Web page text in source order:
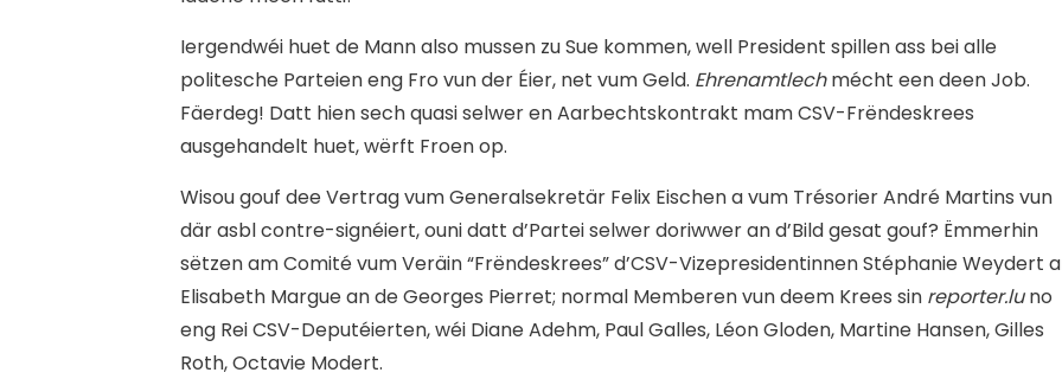
Iergendwéi huet de Mann also mussen zu Sue kommen, well President spillen ass bei alle
politesche Parteien eng Fro vun der Éier, net vum Geld. Ehrenamtlechmécht een deen Job.
Fäerdeg! Datt hien sech quasi selwer en Aarbechtskontrakt mam CSV-Frëndeskrees
ausgehandelt huet, wërft Froen op.
Wisou gouf dee Vertrag vum Generalsekretär Felix Eischen a vum Trésorier André Martins vun
där asbl contre-signéiert, ouni datt d’Partei selwer doriwwer an d’Bild gesat gouf? Ëmmerhin
sëtzen am Comité vum Veräin “Frëndeskrees” d’CSV-Vizepresidentinnen Stéphanie Weydert
Elisabeth Margue an de Georges Pierret; normal Memberen vun deem Krees sin reporter.luno
eng Rei CSV-Deputéierten, wéi Diane Adehm, Paul Galles, Léon Gloden, Martine Hansen, Gilles
Roth, Octavie Modert.